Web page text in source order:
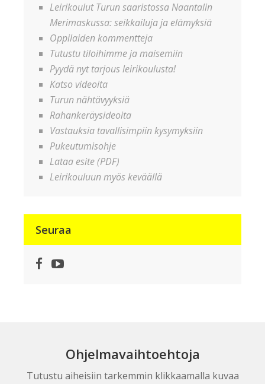
Leirikoulut Turun saaristossa Naantalin
Merimaskussa: seikkailuja ja elämyksiä
Oppilaiden kommentteja
Tutustu tiloihimme ja maisemiin
Pyydä nyt tarjous leirikoulusta!
Katso videoita
Turun nähtävyyksiä
Rahankeräysideoita
Vastauksia tavallisimpiin kysymyksiin
Pukeutumisohje
Lataa esite (PDF)
Leirikouluun myös keväällä
Seuraa
Facebook
YouTube
Ohjelmavaihtoehtoja
Tutustu aiheisiin tarkemmin klikkaamalla kuvaa